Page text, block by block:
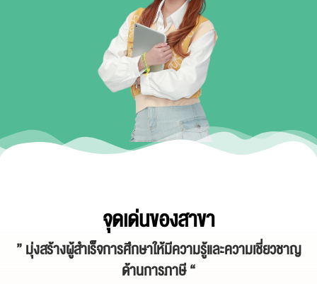
จุดเด่นของสาขา
” มุ่งสร้างผู้สำเร็จการศึกษาให้มีความรู้และความเชี่ยวชาญ
ด้านการภาษี “